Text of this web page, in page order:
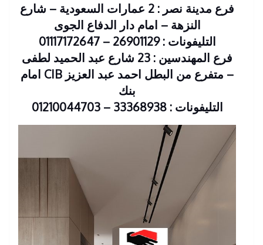
فرع مدينة نصر : 2 عمارات السعودية – شارع
النزهة – امام دار الدفاع الجوى
التليفونات : 26901129 – 01117172647
فرع المهندسين : 23 شارع عبد الحميد لطفى
– متفرع من البطل احمد عبد العزيز CIB امام
بنك
التليفونات : 33368938 – 01210044703